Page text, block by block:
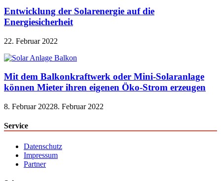
Entwicklung der Solarenergie auf die
Energiesicherheit
22. Februar 2022
Mit dem Balkonkraftwerk oder Mini-Solaranlage
können Mieter ihren eigenen Öko-Strom erzeugen
8. Februar 20228. Februar 2022
Service
Datenschutz
Impressum
Partner